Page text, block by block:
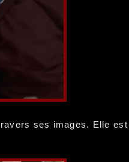
ses images. Elle